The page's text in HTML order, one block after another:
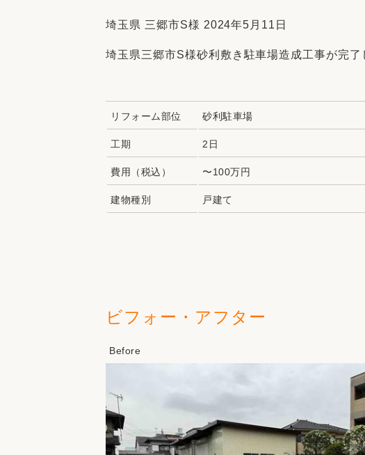
お客さまの声 3Dシ
中古物件探しから性能向上リフォームをワン
ストップ
埼玉県 三郷市S様 2024年5月11日
埼玉県三郷市S様砂利敷き駐車場造成工事が完了
リフォーム部位 砂利駐車場
工期 2日
費用（税込） 〜100万円
建物種別 戸建て
ビフォー・アフター